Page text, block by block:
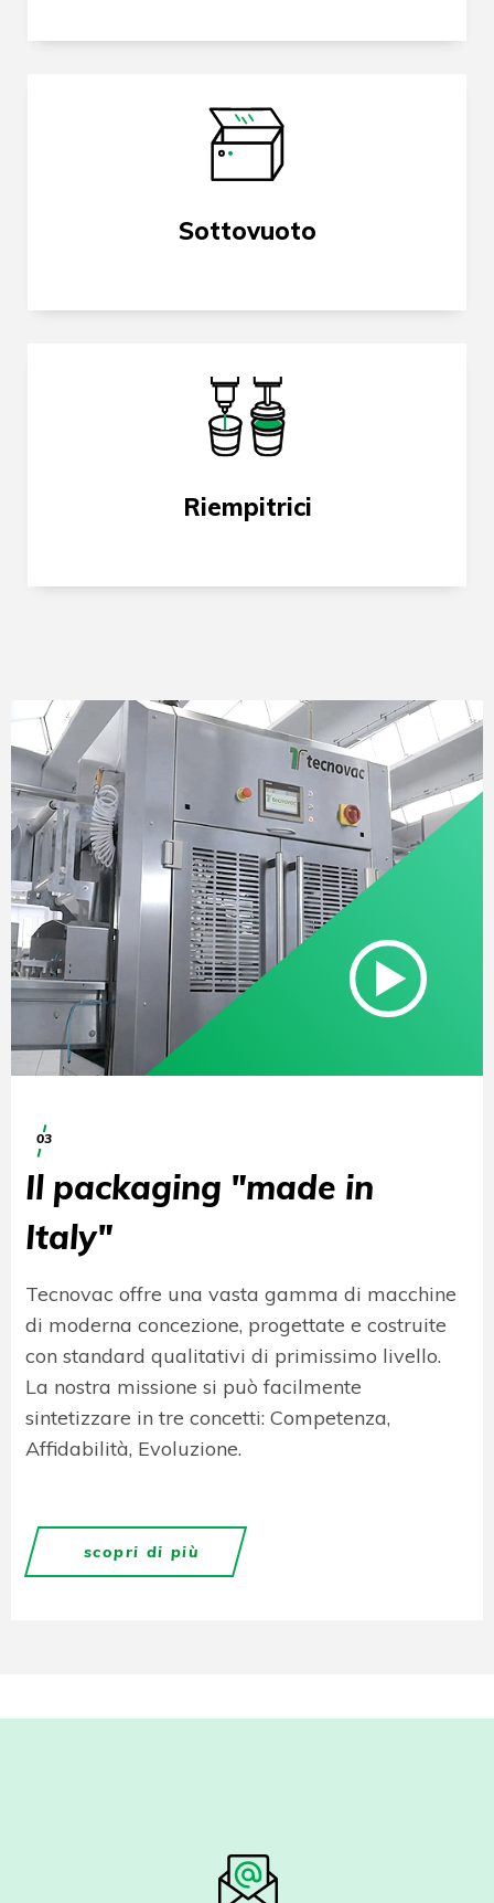
Sottovuoto
Riempitrici
03
Il packaging "made in
Italy"
Tecnovac offre una vasta gamma di macchine
di moderna concezione, progettate e costruite
con standard qualitativi di primissimo livello.
La nostra missione si può facilmente
sintetizzare in tre concetti: Competenza,
Affidabilità, Evoluzione.
scopri di più